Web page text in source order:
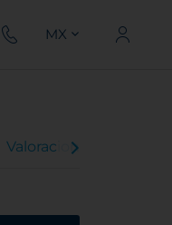
MX
Valoraciones